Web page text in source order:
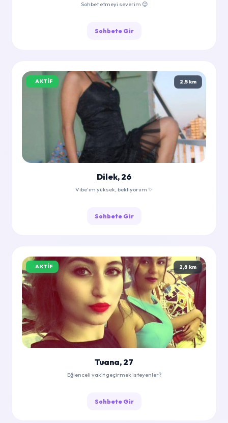
Sohbet etmeyi severim 😊
Sohbete Gir
AKTIF 2,5 km
Dilek, 26
Vibe'ım yüksek, bekliyorum ✨
Sohbete Gir
AKTIF 2,8 km
Tuana, 27
Eğlenceli vakit geçirmek isteyenler?
Sohbete Gir